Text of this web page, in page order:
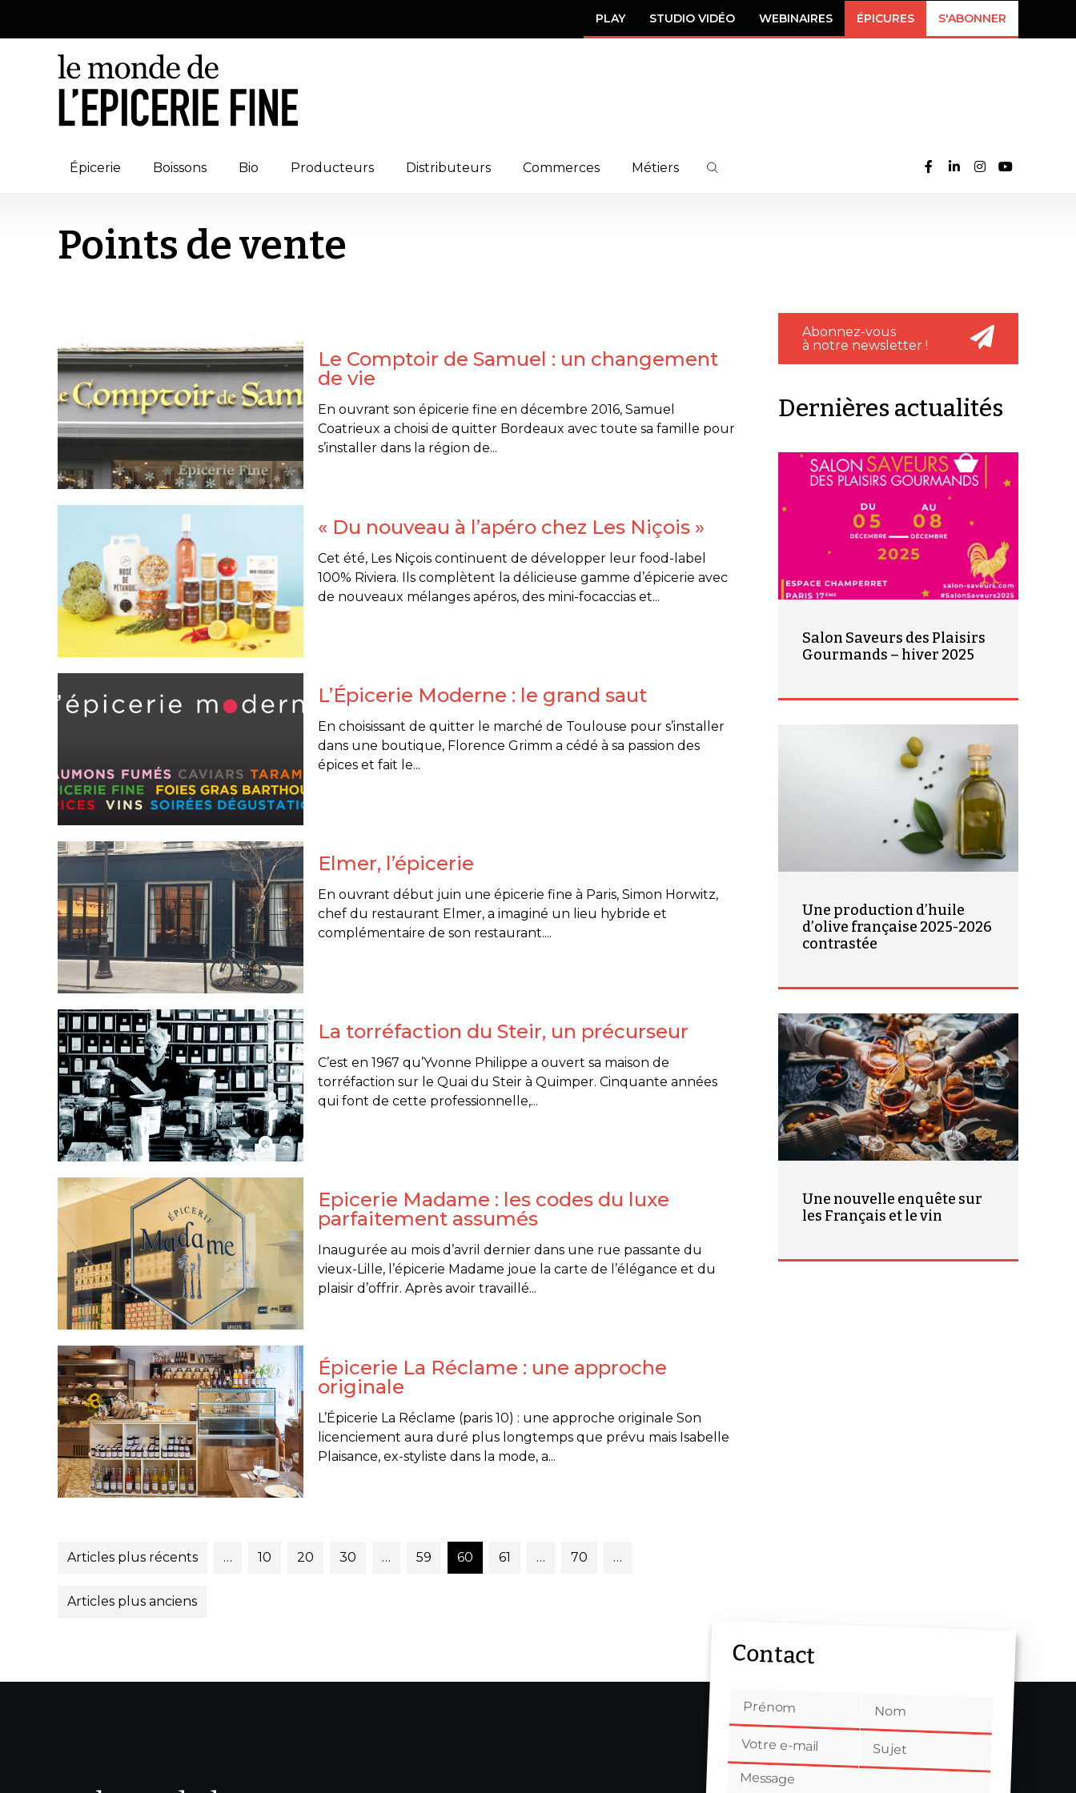
PLAY STUDIO VIDÉO WEBINAIRES ÉPICURES S'ABONNER
Épicerie Boissons Bio Producteurs Distributeurs Commerces Métiers
Points de vente
Le Comptoir de Samuel : un changement
de vie
En ouvrant son épicerie fine en décembre 2016, Samuel
Coatrieux a choisi de quitter Bordeaux avec toute sa famille pour
s’installer dans la région de...
« Du nouveau à l’apéro chez Les Niçois »
Cet été, Les Niçois continuent de développer leur food-label
100% Riviera. Ils complètent la délicieuse gamme d’épicerie avec
de nouveaux mélanges apéros, des mini-focaccias et...
L’Épicerie Moderne : le grand saut
En choisissant de quitter le marché de Toulouse pour s’installer
dans une boutique, Florence Grimm a cédé à sa passion des
épices et fait le...
Elmer, l’épicerie
En ouvrant début juin une épicerie fine à Paris, Simon Horwitz,
chef du restaurant Elmer, a imaginé un lieu hybride et
complémentaire de son restaurant....
La torréfaction du Steir, un précurseur
C’est en 1967 qu’Yvonne Philippe a ouvert sa maison de
torréfaction sur le Quai du Steir à Quimper. Cinquante années
qui font de cette professionnelle,...
Epicerie Madame : les codes du luxe
parfaitement assumés
Inaugurée au mois d’avril dernier dans une rue passante du
vieux-Lille, l’épicerie Madame joue la carte de l’élégance et du
plaisir d’offrir. Après avoir travaillé...
Épicerie La Réclame : une approche
originale
L’Épicerie La Réclame (paris 10) : une approche originale Son
licenciement aura duré plus longtemps que prévu mais Isabelle
Plaisance, ex-styliste dans la mode, a...
Articles plus récents … 10 20 30 … 59 60 61 … 70 …
Articles plus anciens
Abonnez-vous
à notre newsletter !
Dernières actualités
Salon Saveurs des Plaisirs
Gourmands – hiver 2025
Une production d’huile
d’olive française 2025-2026
contrastée
Une nouvelle enquête sur
les Français et le vin
Contact